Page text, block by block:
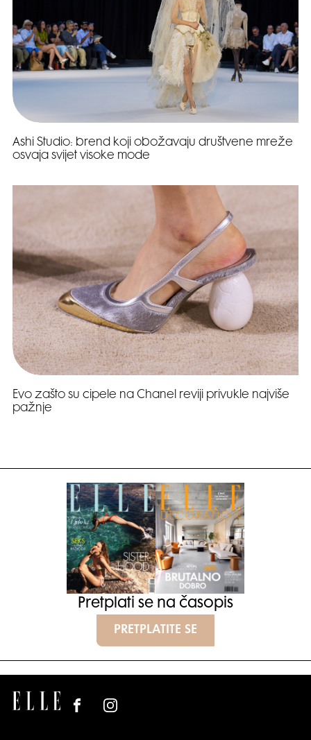
Ashi Studio: brend koji obožavaju društvene mreže
osvaja svijet visoke mode
Evo zašto su cipele na Chanel reviji privukle najviše
pažnje
Pretplati se na časopis
PRETPLATITE SE